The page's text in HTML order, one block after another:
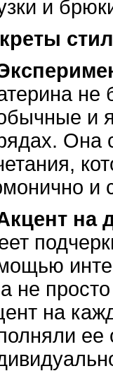
и
не
и
Она
и
на
не
на
ее